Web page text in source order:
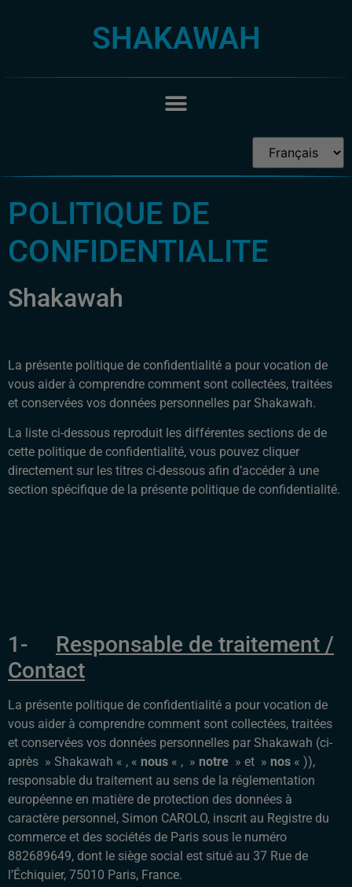
SHAKAWAH
POLITIQUE DE
CONFIDENTIALITE
Shakawah
La présente politique de confidentialité a pour vocation de
vous aider à comprendre comment sont collectées, traitées
et conservées vos données personnelles par Shakawah.
La liste ci-dessous reproduit les différentes sections de de
cette politique de confidentialité, vous pouvez cliquer
directement sur les titres ci-dessous afin d’accéder à une
section spécifique de la présente politique de confidentialité.
1- Responsable de traitement /
Contact
La présente politique de confidentialité a pour vocation de
vous aider à comprendre comment sont collectées, traitées
et conservées vos données personnelles par Shakawah (ci-
après » Shakawah « , « nous « , » notre » et » nos « )),
responsable du traitement au sens de la réglementation
européenne en matière de protection des données à
caractère personnel, Simon CAROLO, inscrit au Registre du
commerce et des sociétés de Paris sous le numéro
882689649, dont le siège social est situé au 37 Rue de
l’Échiquier, 75010 Paris, France.